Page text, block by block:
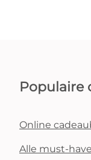
Populaire
Online
Alle must-